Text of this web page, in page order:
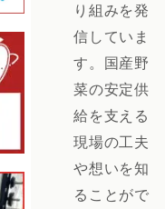
り組みを発
信していま
す。国産野
菜の安定供
給を支える
現場の工夫
や想いを知
ることがで